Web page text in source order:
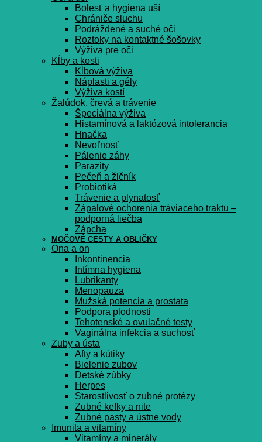
Bolesť a hygiena uší
Chrániče sluchu
Podráždené a suché oči
Roztoky na kontaktné šošovky
Výživa pre oči
Kĺby a kosti
Kĺbová výživa
Náplasti a gély
Výživa kostí
Žalúdok, črevá a trávenie
Špeciálna výživa
Histamínová a laktózová intolerancia
Hnačka
Nevoľnosť
Pálenie záhy
Parazity
Pečeň a žlčník
Probiotiká
Trávenie a plynatosť
Zápalové ochorenia tráviaceho traktu –
podporná liečba
Zápcha
MOČOVÉ CESTY A OBLIČKY
Ona a on
Inkontinencia
Intímna hygiena
Lubrikanty
Menopauza
Mužská potencia a prostata
Podpora plodnosti
Tehotenské a ovulačné testy
Vaginálna infekcia a suchosť
Zuby a ústa
Afty a kútiky
Bielenie zubov
Detské zúbky
Herpes
Starostlivosť o zubné protézy
Zubné kefky a nite
Zubné pasty a ústne vody
Imunita a vitamíny
Vitamíny a minerály